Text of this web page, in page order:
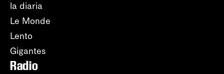
la diaria
Le Monde
Lento
Gigantes
Radio